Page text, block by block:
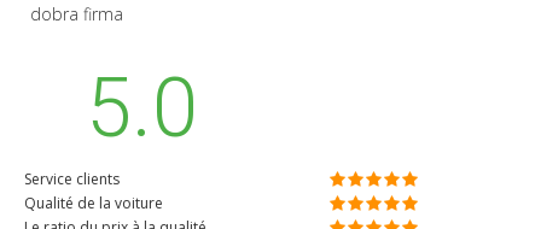
dobra firma
5.0
Service clients
Qualité de la voiture